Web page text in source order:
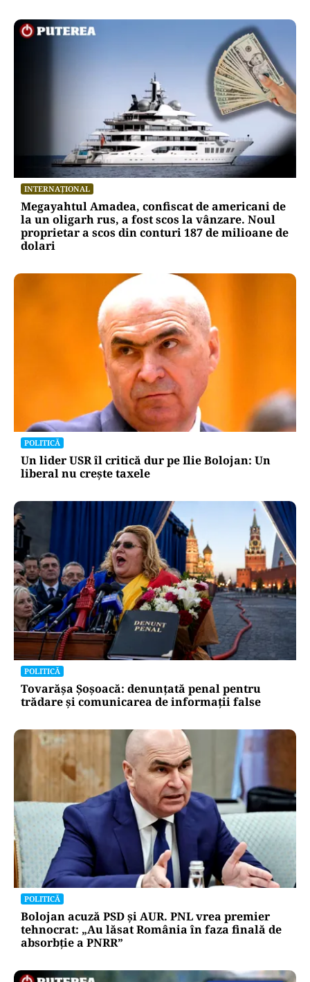
INTERNAȚIONAL
Megayahtul Amadea, confiscat de americani de
la un oligarh rus, a fost scos la vânzare. Noul
proprietar a scos din conturi 187 de milioane de
dolari
POLITICĂ
Un lider USR îl critică dur pe Ilie Bolojan: Un
liberal nu crește taxele
POLITICĂ
Tovarășa Șoșoacă: denunțată penal pentru
trădare și comunicarea de informații false
POLITICĂ
Bolojan acuză PSD și AUR. PNL vrea premier
tehnocrat: „Au lăsat România în faza finală de
absorbţie a PNRR”